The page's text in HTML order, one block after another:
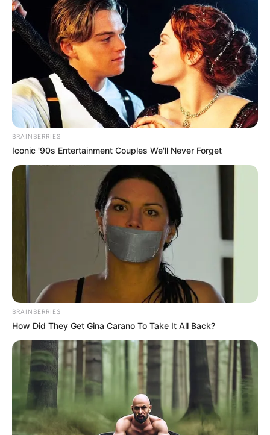
BRAINBERRIES
Iconic '90s Entertainment Couples We'll Never Forget
BRAINBERRIES
How Did They Get Gina Carano To Take It All Back?